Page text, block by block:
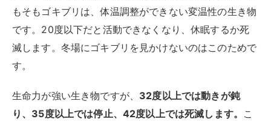
もそもゴキブリは、体温調整ができない変温性の生き物
です。20度以下だと活動できなくなり、休眠するか死
滅します。冬場にゴキブリを見かけないのはこのためで
す。
生命力が強い生き物ですが、 32度以上では動きが鈍
り、35度以上では停止、42度以上では死滅します。 こ